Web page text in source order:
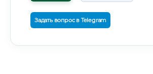
Задать вопрос в Telegram